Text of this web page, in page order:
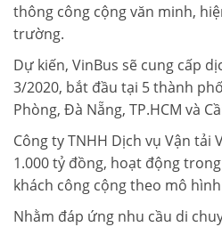
thông công cộng văn minh,
trường.
Dự kiến, VinBus sẽ cung cấp
3/2020, bắt đầu tại 5 thành
Phòng, Đà Nẵng, TP.HCM và
Công ty TNHH Dịch vụ Vận tải
1.000 tỷ đồng, hoạt động
khách công cộng theo mô
Nhằm đáp ứng nhu cầu di